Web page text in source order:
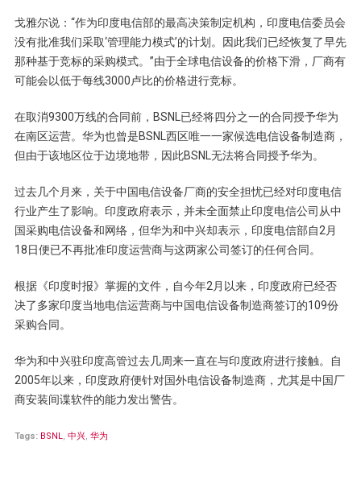
戈雅尔说：“作为印度电信部的最高决策制定机构，印度电信委员会
没有批准我们采取‘管理能力模式’的计划。因此我们已经恢复了早先
那种基于竞标的采购模式。”由于全球电信设备的价格下滑，厂商有
可能会以低于每线3000卢比的价格进行竞标。
在取消9300万线的合同前，BSNL已经将四分之一的合同授予华为
在南区运营。华为也曾是BSNL西区唯一一家候选电信设备制造商，
但由于该地区位于边境地带，因此BSNL无法将合同授予华为。
过去几个月来，关于中国电信设备厂商的安全担忧已经对印度电信
行业产生了影响。印度政府表示，并未全面禁止印度电信公司从中
国采购电信设备和网络，但华为和中兴却表示，印度电信部自2月
18日便已不再批准印度运营商与这两家公司签订的任何合同。
根据《印度时报》掌握的文件，自今年2月以来，印度政府已经否
决了多家印度当地电信运营商与中国电信设备制造商签订的109份
采购合同。
华为和中兴驻印度高管过去几周来一直在与印度政府进行接触。自
2005年以来，印度政府便针对国外电信设备制造商，尤其是中国厂
商安装间谍软件的能力发出警告。
Tags: BSNL, 中兴, 华为